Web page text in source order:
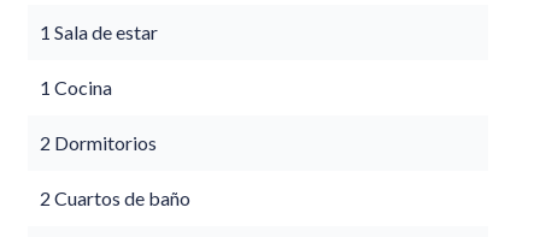
1 Sala de estar
1 Cocina
2 Dormitorios
2 Cuartos de baño